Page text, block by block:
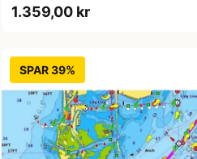
1.359,00 kr
SPAR 39%